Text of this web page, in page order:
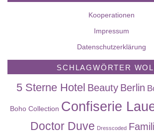
Kooperationen
Impressum
Datenschutzerklärung
SCHLAGWÖRTER
5 Sterne Hotel Beauty Berlin
Boho Collection Confiserie
Doctor Duve Dresscoded